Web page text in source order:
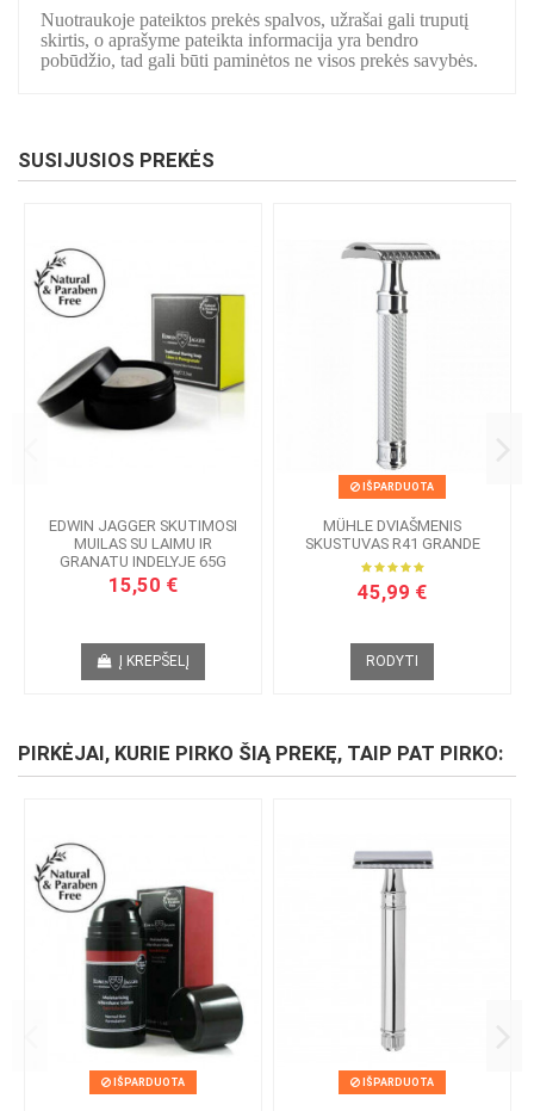
Nuotraukoje pateiktos prekės spalvos, užrašai gali truputį
skirtis, o aprašyme pateikta informacija yra bendro
pobūdžio, tad gali būti paminėtos ne visos prekės savybės.
SUSIJUSIOS PREKĖS
EDWIN JAGGER SKUTIMOSI
MUILAS SU LAIMU IR
GRANATU INDELYJE 65G
15,50 €
Į KREPŠELĮ
IŠPARDUOTA
MÜHLE DVIAŠMENIS
SKUSTUVAS R41 GRANDE
45,99 €
RODYTI
PIRKĖJAI, KURIE PIRKO ŠIĄ PREKĘ, TAIP PAT PIRKO:
IŠPARDUOTA IŠPARDUOTA